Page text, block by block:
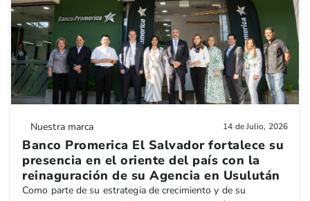
Nuestra marca 14 de Julio, 2026
Banco Promerica El Salvador fortalece su
presencia en el oriente del país con la
reinaguración de su Agencia en Usulután
Como parte de su estrategia de crecimiento y de su